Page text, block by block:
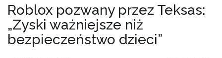
Roblox pozwany przez Teksas:
„Zyski ważniejsze niż
bezpieczeństwo dzieci”